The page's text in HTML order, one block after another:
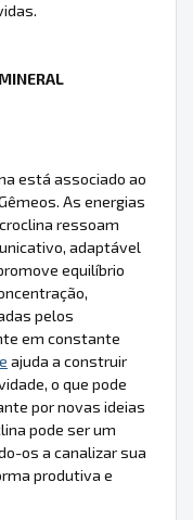
está associado ao
As energias
ressoam
adaptável
equilíbrio
pelos
em constante
ajuda a construir
o que pode
por novas ideias
pode ser um
os a canalizar sua
produtiva e